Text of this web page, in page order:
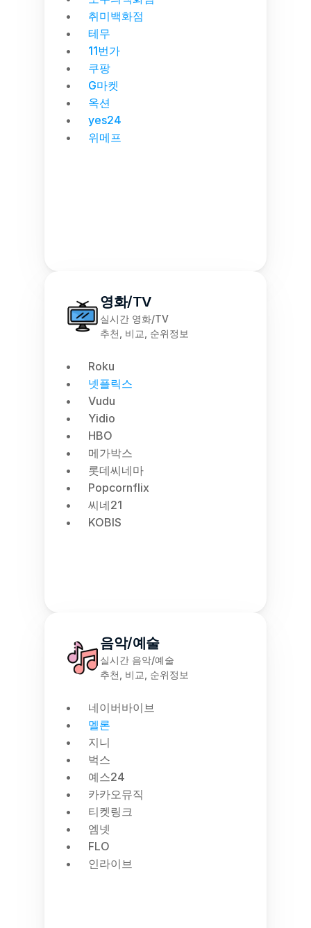
취미백화점
테무
11번가
쿠팡
G마켓
옥션
yes24
위메프
영화/TV
실시간 영화/TV
추천, 비교, 순위정보
Roku
넷플릭스
Vudu
Yidio
HBO
메가박스
롯데씨네마
Popcornflix
씨네21
KOBIS
음악/예술
실시간 음악/예술
추천, 비교, 순위정보
네이버바이브
멜론
지니
벅스
예스24
카카오뮤직
티켓링크
엠넷
FLO
인라이브